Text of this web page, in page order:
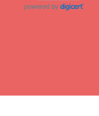
量削減 / SDGsを考える